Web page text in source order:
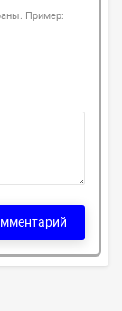
Пример: